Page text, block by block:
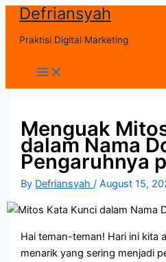
Skip
content
Defriansyah
Praktisi Digital Marketing
Main
Menu
Menguak
dalam Nama
Pengaruhnya
By Defriansyah/August 15,
Hai teman-teman! Hari ini kita
menarik yang sering menjadi